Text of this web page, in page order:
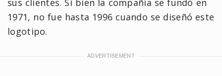
1971, no fue hasta 1996 cuando se diseñó este
logotipo.